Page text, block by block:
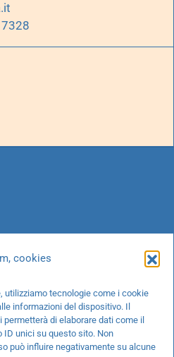
cookies
utilizziamo tecnologie come i cookie
informazioni del dispositivo. Il
di elaborare dati come il
ID unici su questo sito. Non
può influire negativamente su alcune